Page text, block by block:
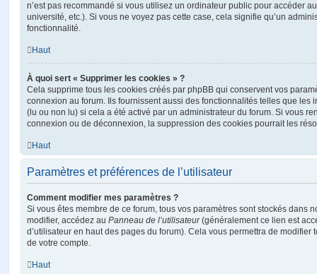
n’est pas recommandé si vous utilisez un ordinateur public pour accéder
université, etc.). Si vous ne voyez pas cette case, cela signifie qu’un
fonctionnalité.
Haut
À quoi sert « Supprimer les cookies » ?
Cela supprime tous les cookies créés par phpBB qui conservent vos
connexion au forum. Ils fournissent aussi des fonctionnalités telles que les
(lu ou non lu) si cela a été activé par un administrateur du forum. Si vous
connexion ou de déconnexion, la suppression des cookies pourrait les
Haut
Paramètres et préférences de l’utilisateur
Comment modifier mes paramètres ?
Si vous êtes membre de ce forum, tous vos paramètres sont stockés dans
modifier, accédez au Panneau de l’utilisateur(généralement ce lien est
d’utilisateur en haut des pages du forum). Cela vous permettra de modifier
de votre compte.
Haut